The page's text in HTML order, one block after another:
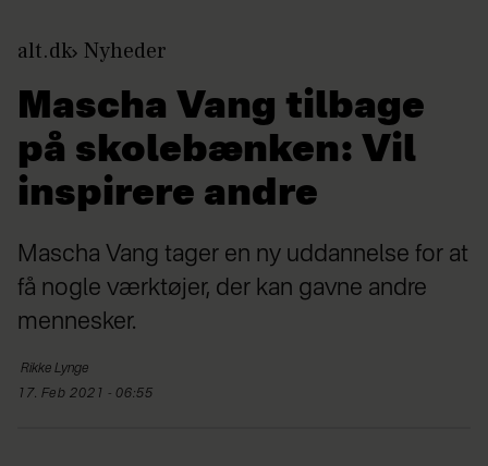
alt.dk Nyheder
Mascha Vang tilbage
på skolebænken: Vil
inspirere andre
Mascha Vang tager en ny uddannelse for at
få nogle værktøjer, der kan gavne andre
mennesker.
Rikke Lynge
17. Feb 2021 - 06:55